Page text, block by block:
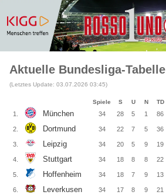
Aktuelle Bundesliga-Tabelle
(Letztes Update: 03.07.2026 03:45)
Spiele S U N TD
1. München 34 28 5 1 86
2. Dortmund 34 22 7 5 36
3. Leipzig 34 20 5 9 19
4. Stuttgart 34 18 8 8 22
5. Hoffenheim 34 18 7 9 13
6. Leverkusen 34 17 8 9 21